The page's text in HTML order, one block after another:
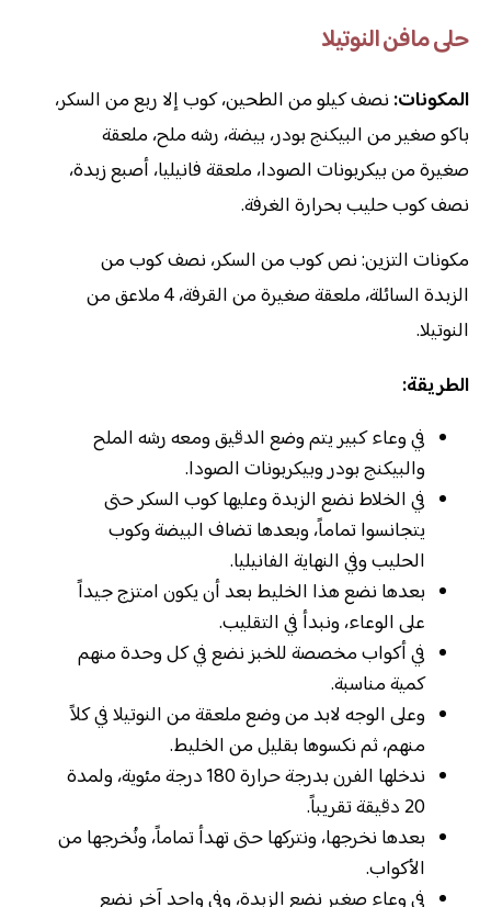
حلى مافن النوتيلا
المكونات: نصف كيلو من الطحين، كوب إلا ربع من السكر،
باكو صغير من البيكنج بودر، بيضة، رشه ملح، ملعقة
صغيرة من بيكربونات الصودا، ملعقة فانيليا، أصبع زبدة،
نصف كوب حليب بحرارة الغرفة.
مكونات التزين: نص كوب من السكر، نصف كوب من
الزبدة السائلة، ملعقة صغيرة من القرفة، 4 ملاعق من
النوتيلا.
الطريقة:
في وعاء كبير يتم وضع الدقيق ومعه رشه الملح
والبيكنج بودر وبيكربونات الصودا.
في الخلاط نضع الزبدة وعليها كوب السكر حتى
يتجانسوا تماماً، وبعدها تضاف البيضة وكوب
الحليب وفي النهاية الفانيليا.
بعدها نضع هذا الخليط بعد أن يكون امتزج جيداً
على الوعاء، ونبدأ في التقليب.
في أكواب مخصصة للخبز نضع في كل وحدة منهم
كمية مناسبة.
وعلى الوجه لابد من وضع ملعقة من النوتيلا في كلاً
منهم، ثم نكسوها بقليل من الخليط.
ندخلها الفرن بدرجة حرارة 180 درجة مئوية، ولمدة
20 دقيقة تقريباً.
بعدها نخرجها، ونتركها حتى تهدأ تماماً، ونُخرجها من
الأكواب.
في وعاء صغير نضع الزبدة، وفي واحد آخر نضع